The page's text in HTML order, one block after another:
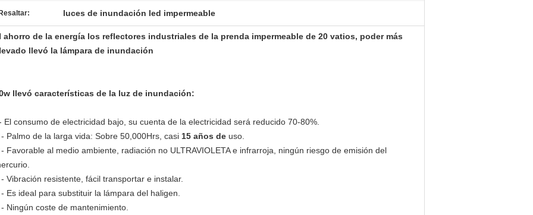
Resaltar: luces de inundación led impermeable
ahorro de la energía los reflectores industriales de la prenda impermeable de 20 vatios, poder más
llevó la lámpara de inundación
llevó características de la luz de inundación:
El consumo de electricidad bajo, su cuenta de la electricidad será reducido 70-80%.
- Palmo de la larga vida: Sobre 50,000Hrs, casi 15 años de uso.
Favorable al medio ambiente, radiación no ULTRAVIOLETA e infrarroja, ningún riesgo de emisión del
Vibración resistente, fácil transportar e instalar.
Es ideal para substituir la lámpara del haligen.
Ningún coste de mantenimiento.